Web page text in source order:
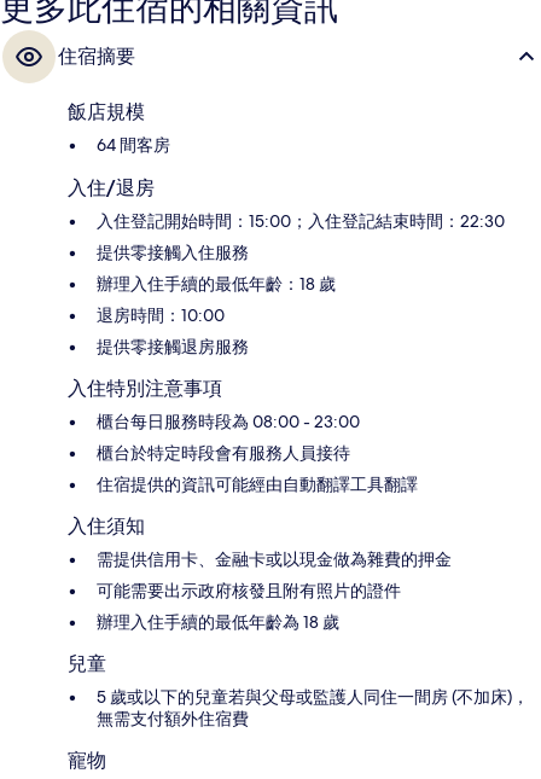
住宿摘要
飯店規模
64 間客房
入住/退房
入住登記開始時間：15:00；入住登記結束時間：22:30
提供零接觸入住服務
辦理入住手續的最低年齡：18 歲
退房時間：10:00
提供零接觸退房服務
入住特別注意事項
櫃台每日服務時段為 08:00 - 23:00
櫃台於特定時段會有服務人員接待
住宿提供的資訊可能經由自動翻譯工具翻譯
入住須知
需提供信用卡、金融卡或以現金做為雜費的押金
可能需要出示政府核發且附有照片的證件
辦理入住手續的最低年齡為 18 歲
兒童
5 歲或以下的兒童若與父母或監護人同住一間房 (不加床)，
無需支付額外住宿費
寵物